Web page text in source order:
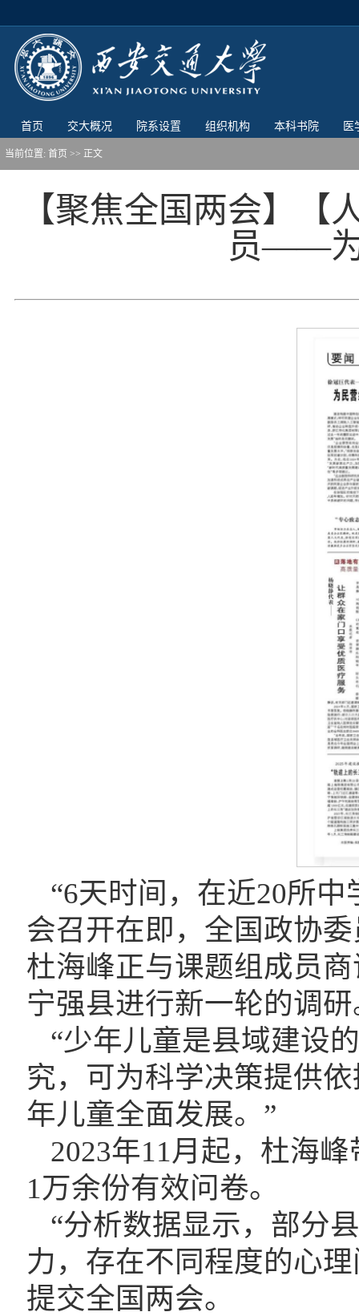
首页 交大概况 院系设置 组织机构 本科书院 医
当前位置: 首页 >> 正文
【聚焦全国两会】【
员——为
“6天时间，在近20所
会召开在即，全国政协
杜海峰正与课题组成员
宁强县进行新一轮的调
“少年儿童是县域建设
究，可为科学决策提供
年儿童全面发展。”
2023年11月起，杜海
1万余份有效问卷。
“分析数据显示，部分
力，存在不同程度的心
提交全国两会。